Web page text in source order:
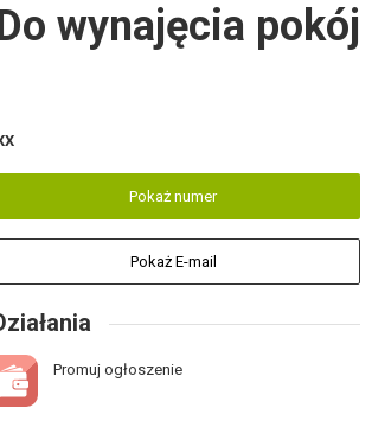
wynajęcia pokój
Pokaż numer
Pokaż E-mail
Promuj ogłoszenie